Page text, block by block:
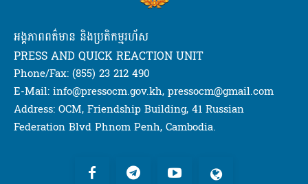
អង្គភាពពត៌មាន និងប្រតិកម្មរហ័ស
PRESS AND QUICK REACTION UNIT
Phone/Fax: (855) 23 212 490
E-Mail: info@pressocm.gov.kh, pressocm@gmail.com
Address: OCM, Friendship Building, 41 Russian
Federation Blvd Phnom Penh, Cambodia.